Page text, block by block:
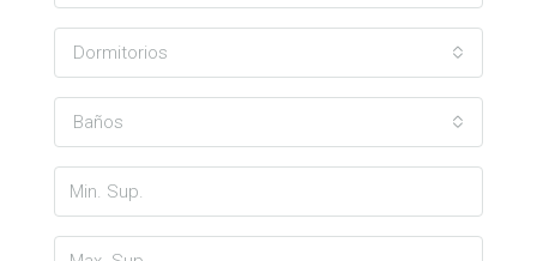
Dormitorios
Baños